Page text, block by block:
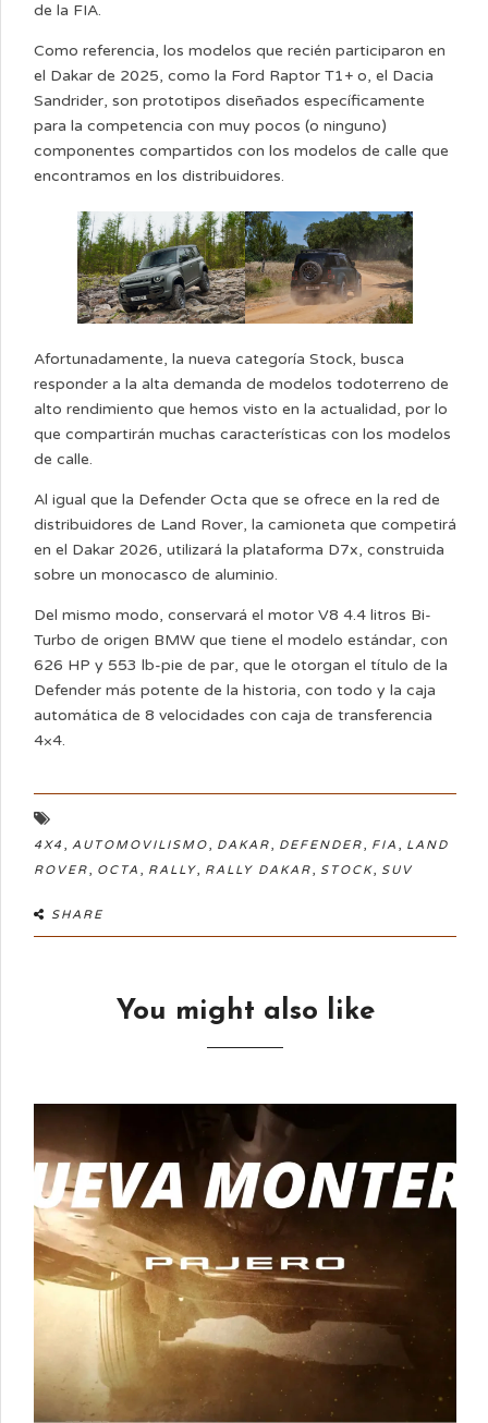
de la FIA.
Como referencia, los modelos que recién participaron en
el Dakar de 2025, como la Ford Raptor T1+ o, el Dacia
Sandrider, son prototipos diseñados específicamente
para la competencia con muy pocos (o ninguno)
componentes compartidos con los modelos de calle que
encontramos en los distribuidores.
Afortunadamente, la nueva categoría Stock, busca
responder a la alta demanda de modelos todoterreno de
alto rendimiento que hemos visto en la actualidad, por lo
que compartirán muchas características con los modelos
de calle.
Al igual que la Defender Octa que se ofrece en la red de
distribuidores de Land Rover, la camioneta que competirá
en el Dakar 2026, utilizará la plataforma D7x, construida
sobre un monocasco de aluminio.
Del mismo modo, conservará el motor V8 4.4 litros Bi-
Turbo de origen BMW que tiene el modelo estándar, con
626 HP y 553 lb-pie de par, que le otorgan el título de la
Defender más potente de la historia, con todo y la caja
automática de 8 velocidades con caja de transferencia
4×4.
4X4 , AUTOMOVILISMO, DAKAR, DEFENDER, FIA , LAND
ROVER, OCTA , RALLY, RALLY DAKAR, STOCK, SUV
SHARE
You might also like